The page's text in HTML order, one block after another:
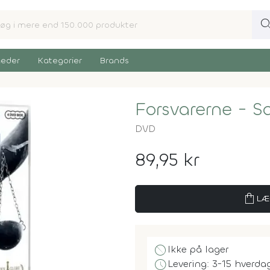
Kategorier Brands
Forsvarerne -
DVD
89,95 kr
shopping_bag
block Ikke på lager
scheduleLevering: 3-15